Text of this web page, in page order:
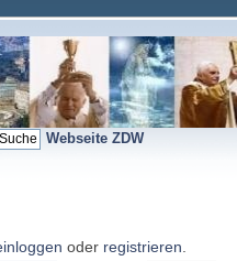
Webseite ZDW
oder registrieren